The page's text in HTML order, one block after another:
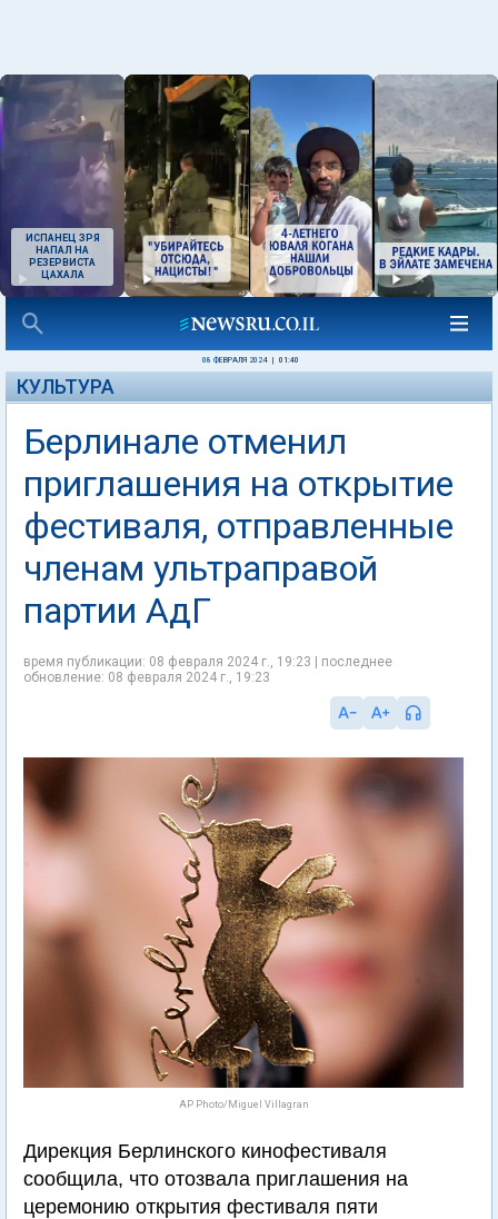
ИСПАНЕЦ ЗРЯ
НАПАЛ НА
РЕЗЕРВИСТА
ЦАХАЛА
08 ФЕВРАЛЯ 2024 01:40
КУЛЬТУРА
Берлинале отменил
приглашения на открытие
фестиваля, отправленные
членам ультраправой
партии АдГ
время публикации: 08 февраля 2024 г., 19:23 | последнее
обновление: 08 февраля 2024 г., 19:23
AP Photo/Miguel Villagran
Дирекция Берлинского кинофестиваля
сообщила, что отозвала приглашения на
церемонию открытия фестиваля пяти